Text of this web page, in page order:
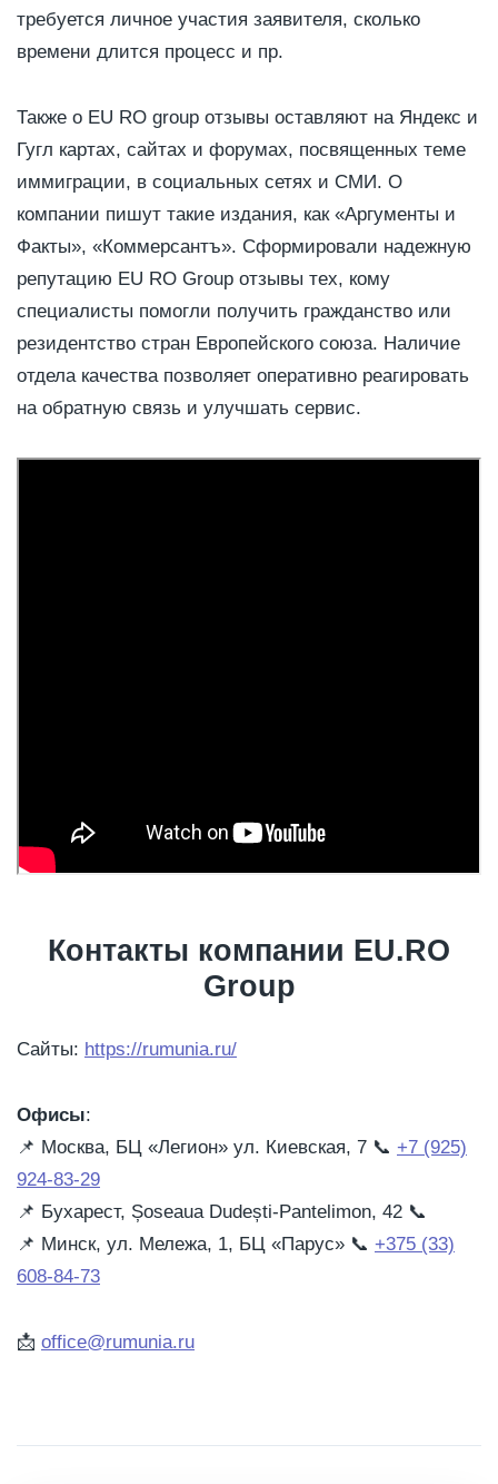
требуется личное участия заявителя, сколько
времени длится процесс и пр.
Также о EU RO group отзывы оставляют на Яндекс и
Гугл картах, сайтах и форумах, посвященных теме
иммиграции, в социальных сетях и СМИ. О
компании пишут такие издания, как «Аргументы и
Факты», «Коммерсантъ». Сформировали надежную
репутацию EU RO Group отзывы тех, кому
специалисты помогли получить гражданство или
резидентство стран Европейского союза. Наличие
отдела качества позволяет оперативно реагировать
на обратную связь и улучшать сервис.
Контакты компании EU.RO
Group
Сайты: https://rumunia.ru/
Офисы:
📌 Москва, БЦ «Легион» ул. Киевская, 7 📞 +7 (925)
924-83-29
📌 Бухарест, Șoseaua Dudești-Pantelimon, 42 📞
📌 Минск, ул. Мележа, 1, БЦ «Парус» 📞 +375 (33)
608-84-73
📩 office@rumunia.ru